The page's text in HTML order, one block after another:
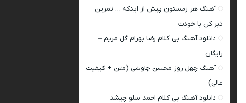
آهنگ هر زمستون پیش از اینکه … تمرین
تبر کن با خودت
دانلود آهنگ بی کلام رضا بهرام گل مریم –
رایگان
آهنگ چهل روز محسن چاوشی (متن + کیفیت
عالی)
دانلود آهنگ بی کلام احمد سلو چیشد –